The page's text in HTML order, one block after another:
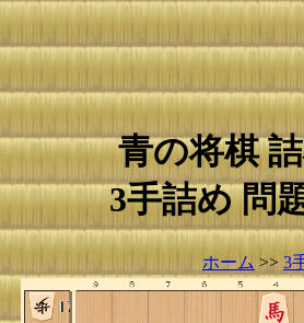
青の将棋
3手詰め 問
ホーム >> 3